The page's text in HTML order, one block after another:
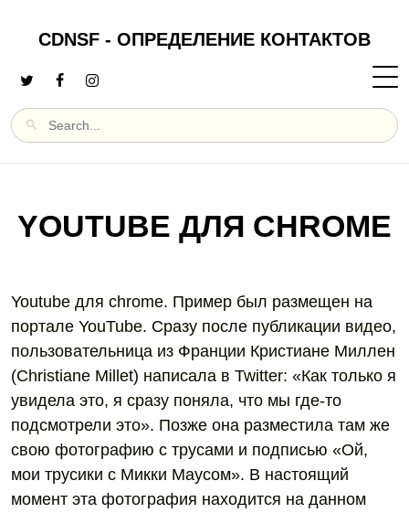
CDNSF - ОПРЕДЕЛЕНИЕ КОНТАКТОВ
YOUTUBE ДЛЯ CHROME
Youtube для chrome. Пример был размещен на
портале YouTube. Сразу после публикации видео,
пользовательница из Франции Кристиане Миллен
(Christiane Millet) написала в Twitter: «Как только я
увидела это, я сразу поняла, что мы где-то
подсмотрели это». Позже она разместила там же
свою фотографию с трусами и подписью «Ой,
мои трусики с Микки Маусом». В настоящий
момент эта фотография находится на данном